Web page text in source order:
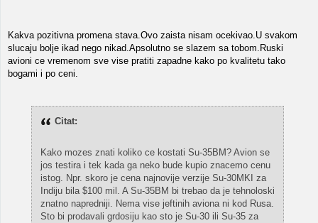
Kakva pozitivna promena stava.Ovo zaista nisam ocekivao.U svakom
slucaju bolje ikad nego nikad.Apsolutno se slazem sa tobom.Ruski
avioni ce vremenom sve vise pratiti zapadne kako po kvalitetu tako
bogami i po ceni.
Citat:
Kako mozes znati koliko ce kostati Su-35BM? Avion se
jos testira i tek kada ga neko bude kupio znacemo cenu
istog. Npr. skoro je cena najnovije verzije Su-30MKI za
Indiju bila $100 mil. A Su-35BM bi trebao da je tehnoloski
znatno napredniji. Nema vise jeftinih aviona ni kod Rusa.
Sto bi prodavali grdosiju kao sto je Su-30 ili Su-35 za